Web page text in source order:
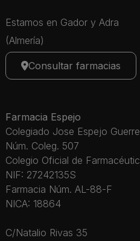
Estamos en Gador y Adra
(Almería)
Consultar farmacias
Farmacia Espejo
Colegiado Jose Espejo
Núm. Coleg. 507
Colegio Oficial de
NIF: 27242135S
Farmacia Núm. AL-88-F
NICA: 18864
C/Natalio Rivas 35